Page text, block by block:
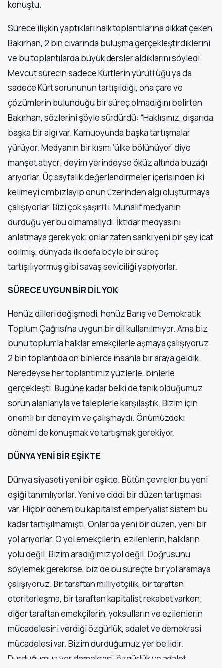
konuştu.
Sürece ilişkin yaptıkları halk toplantılarına dikkat çeken
Bakırhan, 2 bin civarında buluşma gerçekleştirdiklerini
ve bu toplantılarda büyük dersler aldıklarını söyledi.
Mevcut sürecin sadece Kürtlerin yürüttüğü ya da
sadece Kürt sorununun tartışıldığı, ona çare ve
çözümlerin bulunduğu bir süreç olmadığını belirten
Bakırhan, sözlerini şöyle sürdürdü: “Haklısınız, dışarıda
başka bir algı var. Kamuoyunda başka tartışmalar
yürüyor. Medyanın bir kısmı ‘ülke bölünüyor’ diye
manşet atıyor; deyim yerindeyse öküz altında buzağı
arıyorlar. Üç sayfalık değerlendirmeler içerisinden iki
kelimeyi cımbızlayıp onun üzerinden algı oluşturmaya
çalışıyorlar. Bizi çok şaşırttı. Muhalif medyanın
durduğu yer bu olmamalıydı. İktidar medyasını
anlatmaya gerek yok; onlar zaten sanki yeni bir şey icat
edilmiş, dünyada ilk defa böyle bir süreç
tartışılıyormuş gibi savaş seviciliği yapıyorlar.
SÜRECE UYGUN BİR DİL YOK
Henüz dilleri değişmedi, henüz Barış ve Demokratik
Toplum Çağrısı’na uygun bir dil kullanılmıyor. Ama biz
bunu toplumla halklar emekçilerle aşmaya çalışıyoruz.
2 bin toplantıda on binlerce insanla bir araya geldik.
Neredeyse her toplantımız yüzlerle, binlerle
gerçekleşti. Bugüne kadar belki de tanık olduğumuz
sorun alanlarıyla ve taleplerle karşılaştık. Bizim için
önemli bir deneyim ve çalışmaydı. Önümüzdeki
dönemi de konuşmak ve tartışmak gerekiyor.
DÜNYA YENİ BİR EŞİKTE
Dünya siyaseti yeni bir eşikte. Bütün çevreler bu yeni
eşiği tanımlıyorlar. Yeni ve ciddi bir düzen tartışması
var. Hiçbir dönem bu kapitalist emperyalist sistem bu
kadar tartışılmamıştı. Onlar da yeni bir düzen, yeni bir
yol arıyorlar. O yol emekçilerin, ezilenlerin, halkların
yolu değil. Bizim aradığımız yol değil. Doğrusunu
söylemek gerekirse, biz de bu süreçte bir yol aramaya
çalışıyoruz. Bir taraftan milliyetçilik, bir taraftan
otoriterleşme, bir taraftan kapitalist rekabet varken;
diğer taraftan emekçilerin, yoksulların ve ezilenlerin
mücadelesini verdiği özgürlük, adalet ve demokrasi
mücadelesi var. Bizim durduğumuz yer bellidir.
Durduğumuz yer demokrasi, özgürlük ve adalet